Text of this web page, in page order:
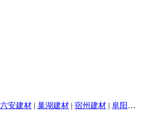
六安建材 | 巢湖建材 | 宿州建材 | 阜阳建材